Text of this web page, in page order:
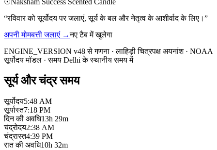
☉Naksham Success Scented Candle
“रविवार को सूर्योदय पर जलाएं, सूर्य के बल और नेतृत्व के आशीर्वाद के लिए। ”
अपनी मोमबत्ती जलाएं →नए टैब में खुलेगा
ENGINE_VERSION v48 से गणना ·लाहिड़ी चित्रपक्ष अयनांश· NOAA
सूर्योदय मॉडल ·समय Delhi के स्थानीय समय में
सूर्य और चंद्र समय
सूर्योदय5:48 AM
सूर्यास्त7:18 PM
दिन की अवधि13h 29m
चंद्रोदय2:38 AM
चंद्रास्त4:39 PM
रात की अवधि10h 32m